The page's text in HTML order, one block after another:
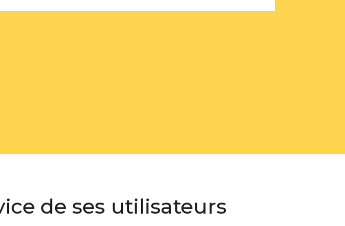
de ses utilisateurs